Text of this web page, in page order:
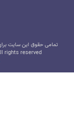
تمامی حقوق این سایت
rights reserved